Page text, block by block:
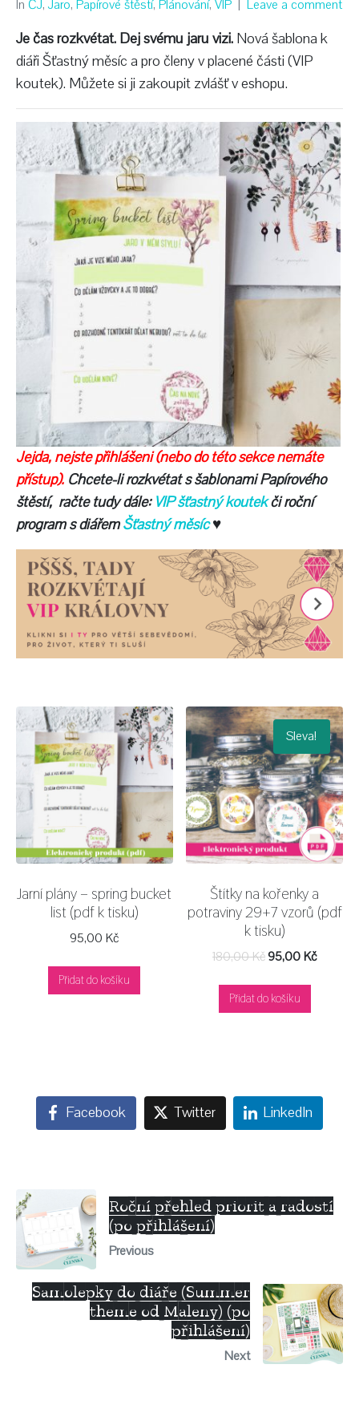
In ČJ,Jaro, Papírové štěstí, Plánování, VIP Leave a comment
Je čas rozkvétat. Dej svému jaru vizi. Nová šablona k
diáři Šťastný měsíc a pro členy v placené části (VIP
koutek). Můžete si ji zakoupit zvlášť v eshopu.
Jejda, nejste přihlášeni (nebo do této sekce nemáte
přístup). Chcete-li rozkvétat s šablonami Papírového
štěstí, račte tudy dále: VIP šťastný koutekči roční
program s diářemŠťastný měsíc♥
Jarní plány – spring bucket
list (pdf k tisku)
95,00Kč
Přidat do košíku
Sleva!
Štítky na kořenky a
potraviny 29+7 vzorů (pdf
k tisku)
180,00Kč95,00Kč
Přidat do košíku
Facebook Twitter LinkedIn
Roční přehled priorit a radostí
(po přihlášení)
Previous
Samolepky do diáře (Summer
theme od Maleny) (po
přihlášení)
Next